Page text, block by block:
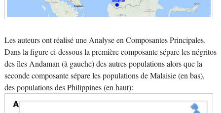
Les auteurs ont réalisé une Analyse en Composantes Principales.
Dans la figure ci-dessous la première composante sépare les négritos
des îles Andaman (à gauche) des autres populations alors que la
seconde composante sépare les populations de Malaisie (en bas),
des populations des Philippines (en haut):